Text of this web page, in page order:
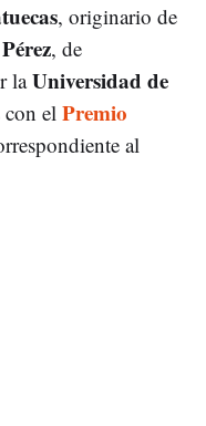
, originario de
, de
laUniversidad de
elPremio
al